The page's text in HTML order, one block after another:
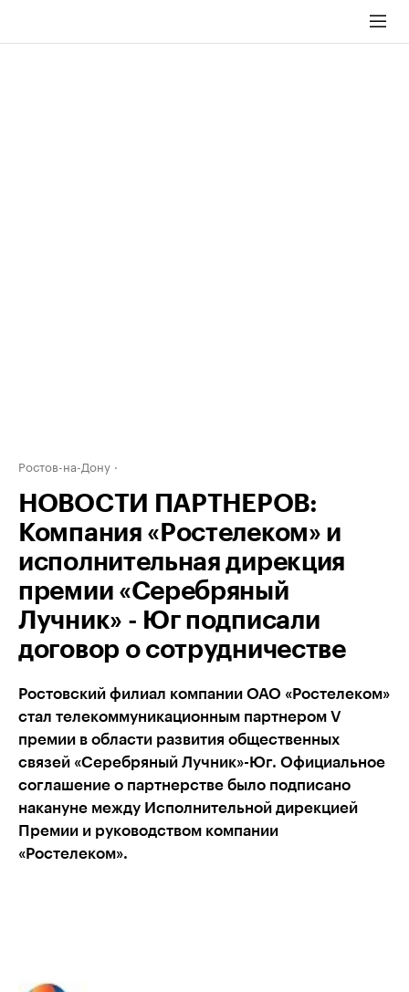
Ростов-на-Дону
НОВОСТИ ПАРТНЕРОВ:
Компания «Ростелеком» и
исполнительная дирекция
премии «Серебряный
Лучник» - Юг подписали
договор о сотрудничестве
Ростовский филиал компании ОАО «Ростелеком»
стал телекоммуникационным партнером V
премии в области развития общественных
связей «Серебряный Лучник»-Юг. Официальное
соглашение о партнерстве было подписано
накануне между Исполнительной дирекцией
Премии и руководством компании
«Ростелеком».